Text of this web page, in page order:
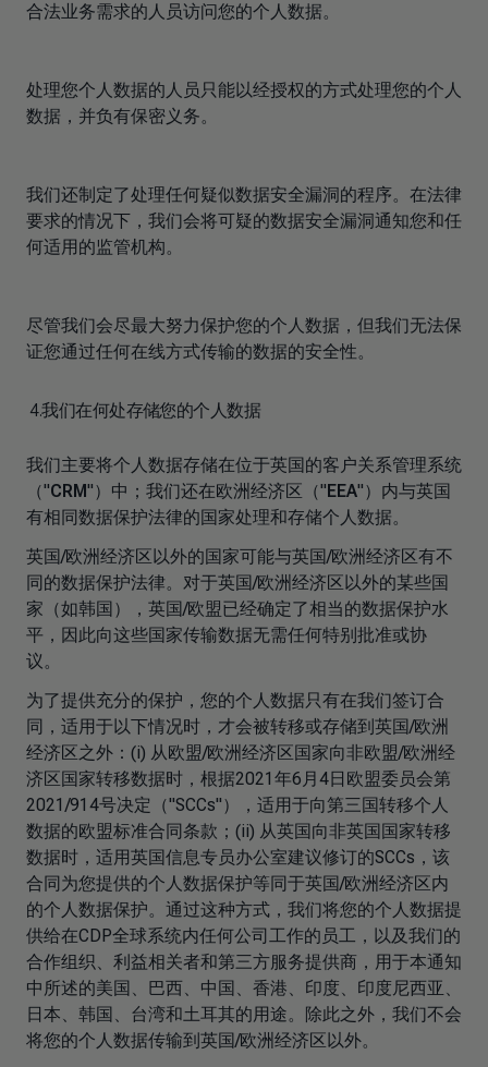
合法业务需求的人员访问您的个人数据。
处理您个人数据的人员只能以经授权的方式处理您的个人
数据，并负有保密义务。
我们还制定了处理任何疑似数据安全漏洞的程序。在法律
要求的情况下，我们会将可疑的数据安全漏洞通知您和任
何适用的监管机构。
尽管我们会尽最大努力保护您的个人数据，但我们无法保
证您通过任何在线方式传输的数据的安全性。
4.我们在何处存储您的个人数据
我们主要将个人数据存储在位于英国的客户关系管理系统
（"CRM"）中；我们还在欧洲经济区（"EEA"）内与英国
有相同数据保护法律的国家处理和存储个人数据。
英国/欧洲经济区以外的国家可能与英国/欧洲经济区有不
同的数据保护法律。对于英国/欧洲经济区以外的某些国
家（如韩国），英国/欧盟已经确定了相当的数据保护水
平，因此向这些国家传输数据无需任何特别批准或协
议。
为了提供充分的保护，您的个人数据只有在我们签订合
同，适用于以下情况时，才会被转移或存储到英国/欧洲
经济区之外：(i) 从欧盟/欧洲经济区国家向非欧盟/欧洲经
济区国家转移数据时，根据2021年6月4日欧盟委员会第
2021/914号决定（"SCCs"），适用于向第三国转移个人
数据的欧盟标准合同条款；(ii) 从英国向非英国国家转移
数据时，适用英国信息专员办公室建议修订的SCCs，该
合同为您提供的个人数据保护等同于英国/欧洲经济区内
的个人数据保护。通过这种方式，我们将您的个人数据提
供给在CDP全球系统内任何公司工作的员工，以及我们的
合作组织、利益相关者和第三方服务提供商，用于本通知
中所述的美国、巴西、中国、香港、印度、印度尼西亚、
日本、韩国、台湾和土耳其的用途。除此之外，我们不会
将您的个人数据传输到英国/欧洲经济区以外。